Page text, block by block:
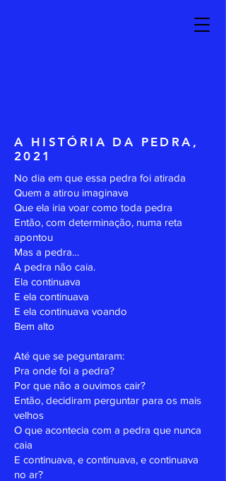
A HISTÓRIA DA PEDRA,
2021
No dia em que essa pedra foi atirada
Quem a atirou imaginava
Que ela iria voar como toda pedra
Então, com determinação, numa reta
apontou
Mas a pedra…
A pedra não caia.
Ela continuava
E ela continuava
E ela continuava voando
Bem alto
Até que se peguntaram:
Pra onde foi a pedra?
Por que não a ouvimos cair?
Então, decidiram perguntar para os mais
velhos
O que acontecia com a pedra que nunca
caia
E continuava, e continuava, e continuava
no ar?